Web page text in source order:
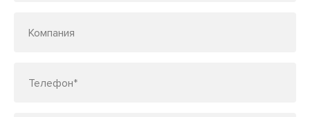
Компания
Телефон*